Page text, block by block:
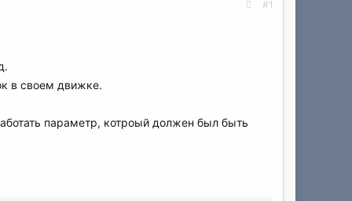
#1
в своем движке.
параметр, котроый должен был быть